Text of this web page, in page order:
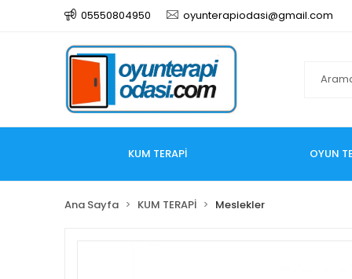
05550804950 oyunterapiodasi@gmail.com
KUM TERAPİ OYUN
Ana Sayfa KUM TERAPİ Meslekler